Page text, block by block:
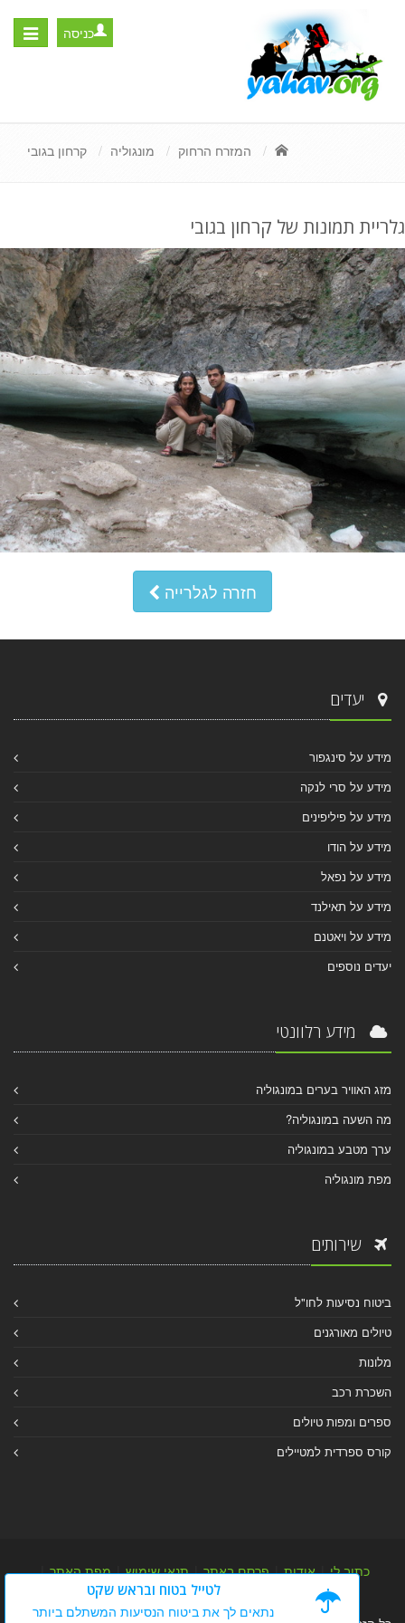
Toggle
כניסה
המזרח הרחוק מונגוליה קרחון בגובי
גלריית תמונות של קרחון בגובי
חזרה לגלרייה
יעדים
מידע על סינגפור
מידע על סרי לנקה
מידע על פיליפינים
מידע על הודו
מידע על נפאל
מידע על תאילנד
מידע על ויאטנם
יעדים נוספים
מידע רלוונטי
מזג האוויר בערים במונגוליה
מה השעה במונגוליה?
ערך מטבע במונגוליה
מפת מונגוליה
שירותים
ביטוח נסיעות לחו"ל
טיולים מאורגנים
מלונות
השכרת רכב
ספרים ומפות טיולים
קורס ספרדית למטיילים
כתוב לי|אודות|פרסם באתר|תנאי שימוש|מפת האתר|
מפת אלבום|מפת מאמרי מידע
לטייל בטוח ובראש שקט
נתאים לך את ביטוח הנסיעות המשתלם ביותר